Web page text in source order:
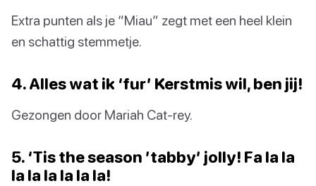
Extra punten als je “Miau” zegt met een heel klein
en schattig stemmetje.
4. Alles wat ik ‘fur’ Kerstmis wil, ben jij!
Gezongen door Mariah Cat-rey.
5. ‘Tis the season ’tabby’ jolly! Fa la la
la la la la la la!